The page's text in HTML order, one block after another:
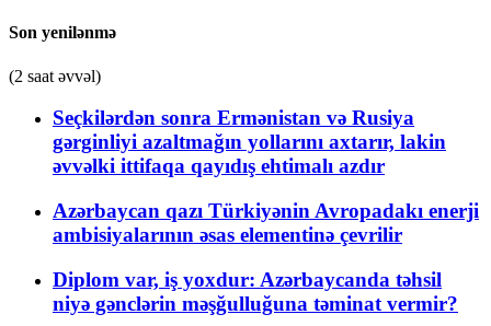
Son yenilənmə
(2 saat əvvəl)
Seçkilərdən sonra Ermənistan və Rusiya
gərginliyi azaltmağın yollarını axtarır, lakin
əvvəlki ittifaqa qayıdış ehtimalı azdır
Azərbaycan qazı Türkiyənin Avropadakı enerji
ambisiyalarının əsas elementinə çevrilir
Diplom var, iş yoxdur: Azərbaycanda təhsil
niyə gənclərin məşğulluğuna təminat vermir?